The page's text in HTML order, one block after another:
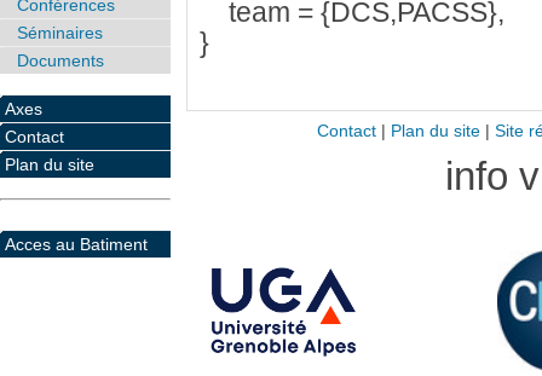
team = {DCS,PACSS},
}
Conférences
Séminaires
Documents
Axes
Contact
Plan du site
Acces au Batiment
Contact| Plan du site| Site
info